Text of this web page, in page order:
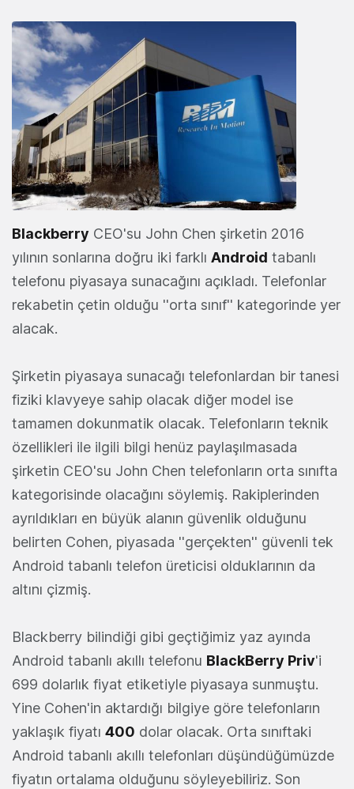
Blackberry CEO'su John Chen şirketin 2016
yılının sonlarına doğru iki farklı Android tabanlı
telefonu piyasaya sunacağını açıkladı. Telefonlar
rekabetin çetin olduğu ''orta sınıf'' kategorinde yer
alacak.
Şirketin piyasaya sunacağı telefonlardan bir tanesi
fiziki klavyeye sahip olacak diğer model ise
tamamen dokunmatik olacak. Telefonların teknik
özellikleri ile ilgili bilgi henüz paylaşılmasada
şirketin CEO'su John Chen telefonların orta sınıfta
kategorisinde olacağını söylemiş. Rakiplerinden
ayrıldıkları en büyük alanın güvenlik olduğunu
belirten Cohen, piyasada ''gerçekten'' güvenli tek
Android tabanlı telefon üreticisi olduklarının da
altını çizmiş.
Blackberry bilindiği gibi geçtiğimiz yaz ayında
Android tabanlı akıllı telefonu BlackBerry Priv'i
699 dolarlık fiyat etiketiyle piyasaya sunmuştu.
Yine Cohen'in aktardığı bilgiye göre telefonların
yaklaşık fiyatı 400 dolar olacak. Orta sınıftaki
Android tabanlı akıllı telefonları düşündüğümüzde
fiyatın ortalama olduğunu söyleyebiliriz. Son